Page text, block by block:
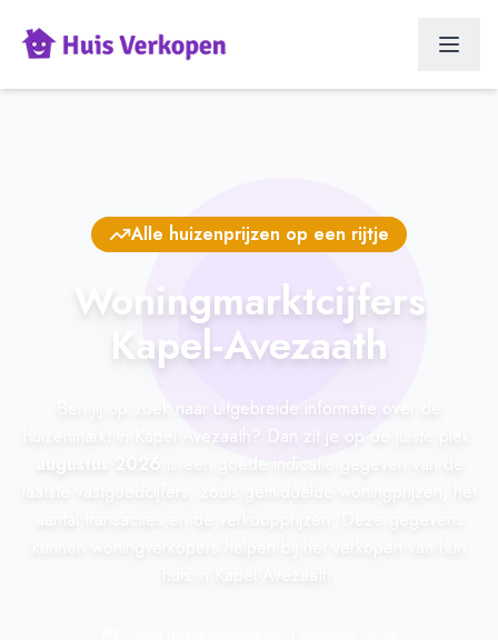
Alle huizenprijzen op een rijtje
Woningmarktcijfers
Kapel-Avezaath
Ben jij op zoek naar uitgebreide informatie over de
huizenmarkt in Kapel-Avezaath? Dan zit je op de juiste plek.